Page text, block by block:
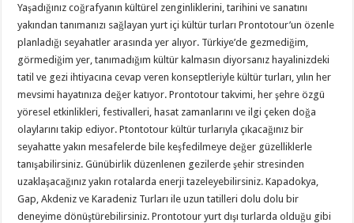
Yaşadığınız coğrafyanın kültürel zenginliklerini, tarihini ve sanatını
yakından tanımanızı sağlayan yurt içi kültür turları Prontotour’un özenle
planladığı seyahatler arasında yer alıyor. Türkiye’de gezmediğim,
görmediğim yer, tanımadığım kültür kalmasın diyorsanız hayalinizdeki
tatil ve gezi ihtiyacına cevap veren konseptleriyle kültür turları, yılın her
mevsimi hayatınıza değer katıyor. Prontotour takvimi, her şehre özgü
yöresel etkinlikleri, festivalleri, hasat zamanlarını ve ilgi çeken doğa
olaylarını takip ediyor. Ptontotour kültür turlarıyla çıkacağınız bir
seyahatte yakın mesafelerde bile keşfedilmeye değer güzelliklerle
tanışabilirsiniz. Günübirlik düzenlenen gezilerde şehir stresinden
uzaklaşacağınız yakın rotalarda enerji tazeleyebilirsiniz. Kapadokya,
Gap, Akdeniz ve Karadeniz Turları ile uzun tatilleri dolu dolu bir
deneyime dönüştürebilirsiniz. Prontotour yurt dışı turlarda olduğu gibi